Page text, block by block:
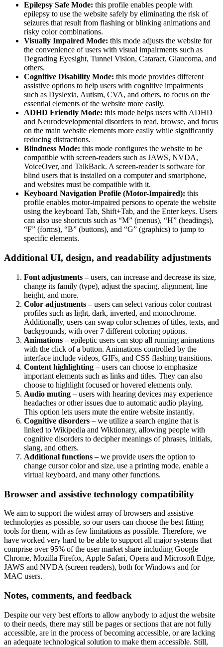
Epilepsy Safe Mode: this profile enables people with
epilepsy to use the website safely by eliminating the risk of
seizures that result from flashing or blinking animations and
risky color combinations.
Visually Impaired Mode: this mode adjusts the website for
the convenience of users with visual impairments such as
Degrading Eyesight, Tunnel Vision, Cataract, Glaucoma, and
others.
Cognitive Disability Mode: this mode provides different
assistive options to help users with cognitive impairments
such as Dyslexia, Autism, CVA, and others, to focus on the
essential elements of the website more easily.
ADHD Friendly Mode: this mode helps users with ADHD
and Neurodevelopmental disorders to read, browse, and focus
on the main website elements more easily while significantly
reducing distractions.
Blindness Mode: this mode configures the website to be
compatible with screen-readers such as JAWS, NVDA,
VoiceOver, and TalkBack. A screen-reader is software for
blind users that is installed on a computer and smartphone,
and websites must be compatible with it.
Keyboard Navigation Profile (Motor-Impaired): this
profile enables motor-impaired persons to operate the website
using the keyboard Tab, Shift+Tab, and the Enter keys. Users
can also use shortcuts such as “M” (menus), “H” (headings),
“F” (forms), “B” (buttons), and “G” (graphics) to jump to
specific elements.
Additional UI, design, and readability adjustments
Font adjustments –users, can increase and decrease its size,
change its family (type), adjust the spacing, alignment, line
height, and more.
Color adjustments –users can select various color contrast
profiles such as light, dark, inverted, and monochrome.
Additionally, users can swap color schemes of titles, texts, and
backgrounds, with over 7 different coloring options.
Animations –epileptic users can stop all running animations
with the click of a button. Animations controlled by the
interface include videos, GIFs, and CSS flashing transitions.
Content highlighting –users can choose to emphasize
important elements such as links and titles. They can also
choose to highlight focused or hovered elements only.
Audio muting –users with hearing devices may experience
headaches or other issues due to automatic audio playing.
This option lets users mute the entire website instantly.
Cognitive disorders –we utilize a search engine that is
linked to Wikipedia and Wiktionary, allowing people with
cognitive disorders to decipher meanings of phrases, initials,
slang, and others.
Additional functions –we provide users the option to
change cursor color and size, use a printing mode, enable a
virtual keyboard, and many other functions.
Browser and assistive technology compatibility
We aim to support the widest array of browsers and assistive
technologies as possible, so our users can choose the best fitting
tools for them, with as few limitations as possible. Therefore, we
have worked very hard to be able to support all major systems that
comprise over 95% of the user market share including Google
Chrome, Mozilla Firefox, Apple Safari, Opera and Microsoft Edge,
JAWS and NVDA (screen readers), both for Windows and for
MAC users.
Notes, comments, and feedback
Despite our very best efforts to allow anybody to adjust the website
to their needs, there may still be pages or sections that are not fully
accessible, are in the process of becoming accessible, or are lacking
an adequate technological solution to make them accessible. Still,